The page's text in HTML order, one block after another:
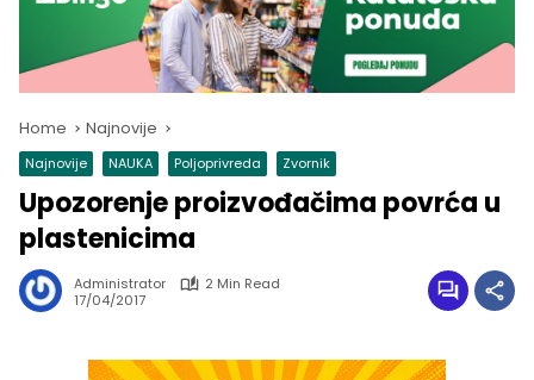
Home Najnovije
Najnovije NAUKA Poljoprivreda Zvornik
Upozorenje proizvođačima povrća u
plastenicima
Administrator
2 Min Read
17/04/2017